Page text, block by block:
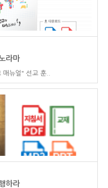
라마
뉴얼" 선교 훈..
하라